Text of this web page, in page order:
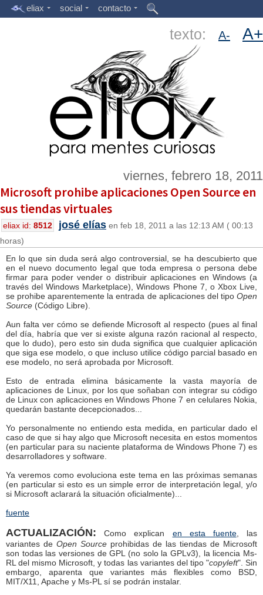
eliax social contacto
texto: A- A+
viernes, febrero 18, 2011
Microsoft prohibe aplicaciones Open Source en
sus tiendas virtuales
eliax id: 8512 josé elías en feb 18, 2011 a las 12:13 AM ( 00:13
horas)
En lo que sin duda será algo controversial, se ha descubierto que
en el nuevo documento legal que toda empresa o persona debe
firmar para poder vender o distribuir aplicaciones en Windows (a
través del Windows Marketplace), Windows Phone 7, o Xbox Live,
se prohibe aparentemente la entrada de aplicaciones del tipo Open
Source (Código Libre).
Aun falta ver cómo se defiende Microsoft al respecto (pues al final
del día, habría que ver si existe alguna razón racional al respecto,
que lo dudo), pero esto sin duda significa que cualquier aplicación
que siga ese modelo, o que incluso utilice código parcial basado en
ese modelo, no será aprobada por Microsoft.
Esto de entrada elimina básicamente la vasta mayoría de
aplicaciones de Linux, por los que soñaban con integrar su código
de Linux con aplicaciones en Windows Phone 7 en celulares Nokia,
quedarán bastante decepcionados...
Yo personalmente no entiendo esta medida, en particular dado el
caso de que si hay algo que Microsoft necesita en estos momentos
(en particular para su naciente plataforma de Windows Phone 7) es
desarrolladores y software.
Ya veremos como evoluciona este tema en las próximas semanas
(en particular si esto es un simple error de interpretación legal, y/o
si Microsoft aclarará la situación oficialmente)...
fuente
ACTUALIZACIÓN: Como explican en esta fuente, las
variantes de Open Source prohibidas de las tiendas de Microsoft
son todas las versiones de GPL (no solo la GPLv3), la licencia Ms-
RL del mismo Microsoft, y todas las variantes del tipo "copyleft". Sin
embargo, aparenta que variantes más flexibles como BSD,
MIT/X11, Apache y Ms-PL sí se podrán instalar.